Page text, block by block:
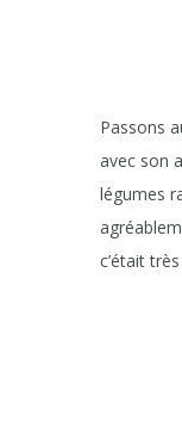
Passons
avec son
légumes
c’était